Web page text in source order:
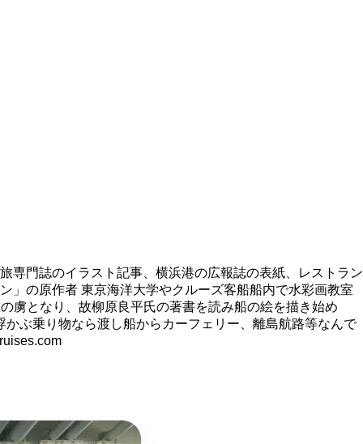
専門誌のイラスト記事、横浜港の広報誌の表紙、レストラン
」の原作者 東京海洋大学やクルーズ客船船内で水彩画教室
虜となり、故柳原良平氏の著書を読み船の絵を描き始め
ぶ乗り物なら渡し船からカーフェリー、離島航路等なんで